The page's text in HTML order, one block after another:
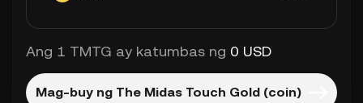
Ang 1 TMTG ay katumbas ng 0 USD
Mag-buy ng The Midas Touch Gold (coin)